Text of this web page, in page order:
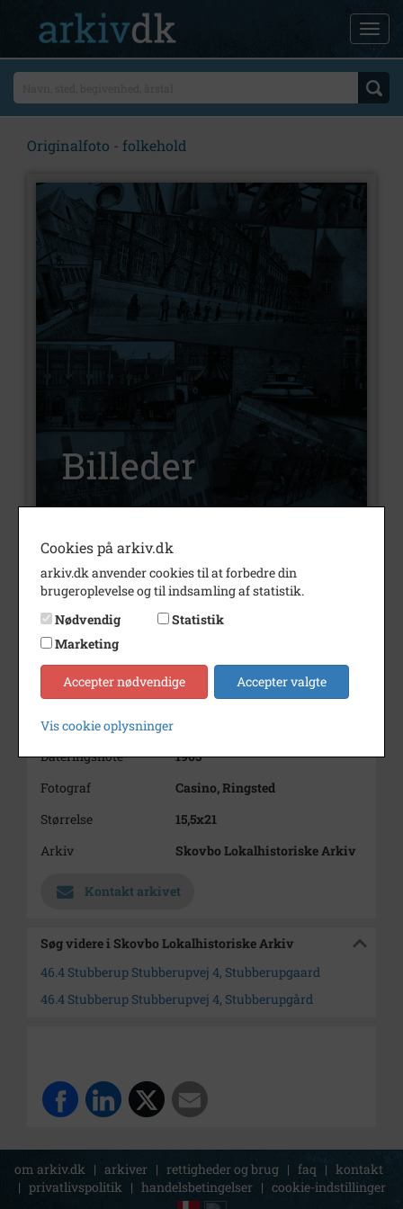
Originalfoto - folkehold
Nummer
Type
Billeder
Beskrivelse
Originalfoto, Stubberup
Frederiksen, EGV (tidl.
Lammestrup)
Årstal
Dateringsnote
1905
Fotograf
Casino, Ringsted
Størrelse
15,5x21
Arkiv
Skovbo Lokalhistoriske Arkiv
Kontakt arkivet
Søg videre i Skovbo Lokalhistoriske Arkiv
46.4 Stubberup Stubberupvej 4, Stubberupgaard
46.4 Stubberup Stubberupvej 4, Stubberupgård
om arkiv.dk | arkiver | rettigheder og brug | faq | kontakt
| privatlivspolitik | handelsbetingelser | cookie-indstillinger
Cookies på arkiv.dk
arkiv.dk anvender cookies til at forbedre din
brugeroplevelse og til indsamling af statistik.
Nødvendig
Statistik
Marketing
Accepter nødvendige Accepter valgte
Vis cookie oplysninger